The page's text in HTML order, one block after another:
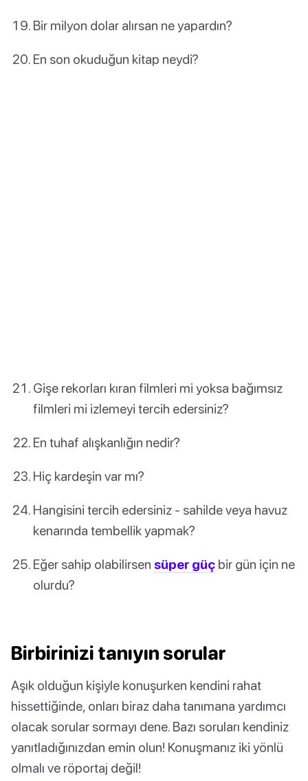
Bir milyon dolar alırsan ne yapardın?
En son okuduğun kitap neydi?
Gişe rekorları kıran filmleri mi yoksa bağımsız
filmleri mi izlemeyi tercih edersiniz?
En tuhaf alışkanlığın nedir?
Hiç kardeşin var mı?
Hangisini tercih edersiniz - sahilde veya havuz
kenarında tembellik yapmak?
Eğer sahip olabilirsen süper güç bir gün için ne
olurdu?
Birbirinizi tanıyın sorular
Aşık olduğun kişiyle konuşurken kendini rahat
hissettiğinde, onları biraz daha tanımana yardımcı
olacak sorular sormayı dene. Bazı soruları kendiniz
yanıtladığınızdan emin olun! Konuşmanız iki yönlü
olmalı ve röportaj değil!